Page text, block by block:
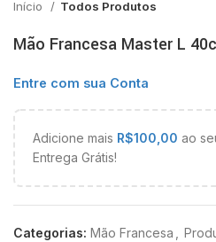
Início Todos Produtos
Mão Francesa Master L
Entre com sua Conta
Adicione mais R$100,00 ao
Entrega Grátis!
Categorias: Mão Francesa